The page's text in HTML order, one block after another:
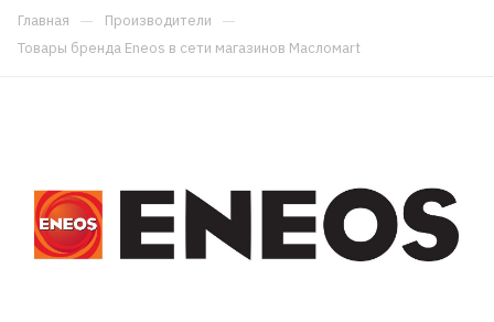
Главная — Производители —
Товары бренда Eneos в сети магазинов Масломart